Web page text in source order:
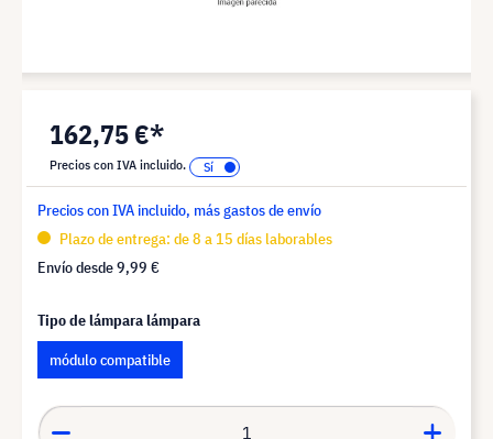
162,75 €*
Precios con IVA incluido.
Precios con IVA incluido, más gastos de envío
Plazo de entrega: de 8 a 15 días laborables
Envío desde9,99 €
Tipo de lámpara lámpara
módulo compatible